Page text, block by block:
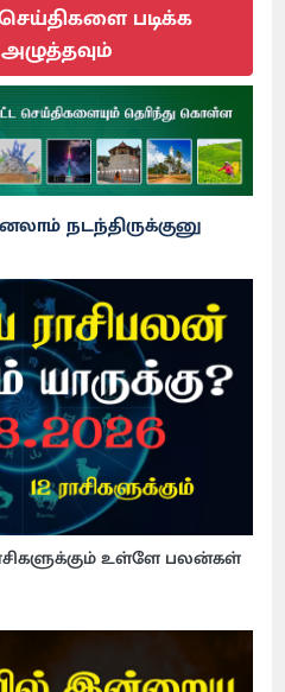
படிக்க
நடந்திருக்குனு
உள்ளே பலன்கள்